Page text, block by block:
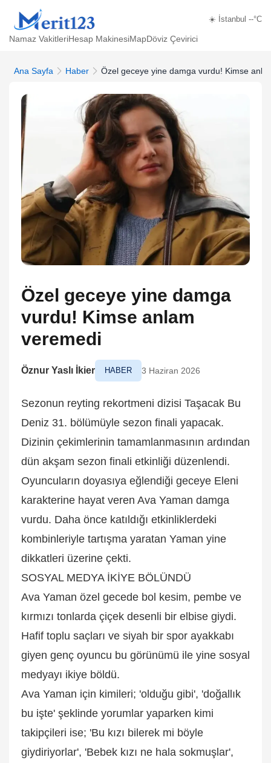
☀️ İstanbul --°C
Namaz VakitleriHesap MakinesiMapDöviz Çevirici
Ana Sayfa Haber Özel geceye yine damga vurdu! Kimse
Özel geceye yine damga
vurdu! Kimse anlam
veremedi
Öznur Yaslı İkier HABER 3 Haziran 2026
Sezonun reyting rekortmeni dizisi Taşacak Bu
Deniz 31. bölümüyle sezon finali yapacak.
Dizinin çekimlerinin tamamlanmasının ardından
dün akşam sezon finali etkinliği düzenlendi.
Oyuncuların doyasıya eğlendiği geceye Eleni
karakterine hayat veren Ava Yaman damga
vurdu. Daha önce katıldığı etkinliklerdeki
kombinleriyle tartışma yaratan Yaman yine
dikkatleri üzerine çekti.
SOSYAL MEDYA İKİYE BÖLÜNDÜ
Ava Yaman özel gecede bol kesim, pembe ve
kırmızı tonlarda çiçek desenli bir elbise giydi.
Hafif toplu saçları ve siyah bir spor ayakkabı
giyen genç oyuncu bu görünümü ile yine sosyal
medyayı ikiye böldü.
Ava Yaman için kimileri; 'olduğu gibi', 'doğallık
bu işte' şeklinde yorumlar yaparken kimi
takipçileri ise; 'Bu kızı bilerek mi böyle
giydiriyorlar', 'Bebek kızı ne hala sokmuşlar',